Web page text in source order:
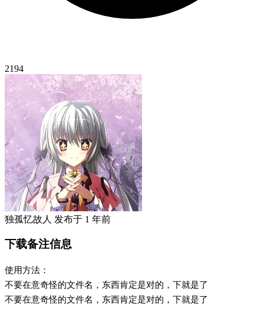
2194
独孤忆故人 发布于 1 年前
下载备注信息
使用方法：
不要在意奇怪的文件名，东西肯定是对的，下就是了
不要在意奇怪的文件名，东西肯定是对的，下就是了